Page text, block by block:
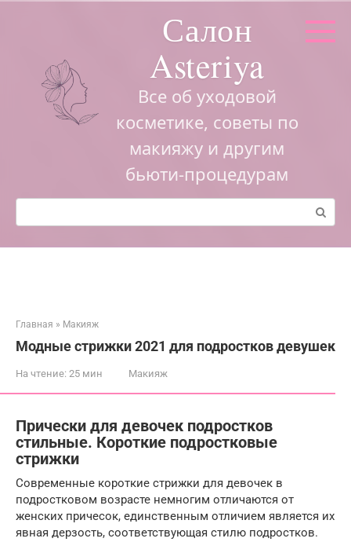
Салон
Asteriya
Все об уходовой
косметике, советы по
макияжу и другим
бьюти-процедурам
Поиск:
Главная » Макияж
Модные стрижки 2021 для подростков девушек
На чтение: 25 мин Макияж
Прически для девочек подростков
стильные. Короткие подростковые
стрижки
Современные короткие стрижки для девочек в
подростковом возрасте немногим отличаются от
женских причесок, единственным отличием является их
явная дерзость, соответствующая стилю подростков.